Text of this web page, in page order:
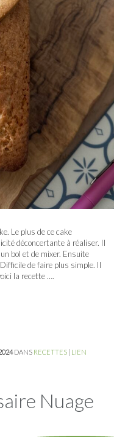
Le plus de ce cake
déconcertante à réaliser. Il
bol et de mixer. Ensuite
de faire plus simple. Il
la recette ….
DANS RECETTES | LIEN
Nuage